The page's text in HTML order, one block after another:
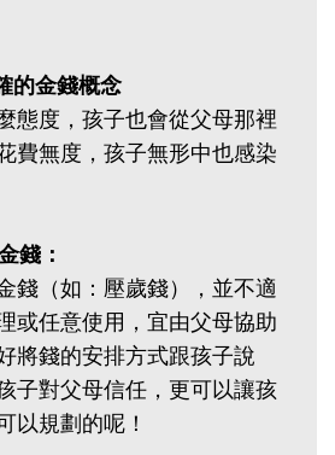
的金錢概念
態度，孩子也會從父母那裡
費無度，孩子無形中也感染
錢：
錢（如：壓歲錢），並不適
或任意使用，宜由父母協助
將錢的安排方式跟孩子說
子對父母信任，更可以讓孩
以規劃的呢！